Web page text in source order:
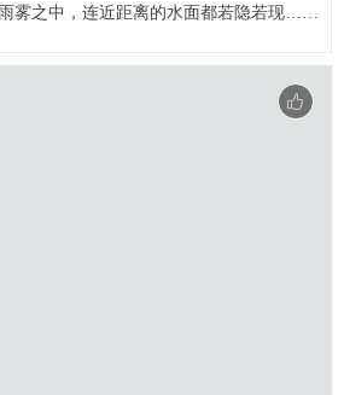
雾之中，连近距离的水面都若隐若现……